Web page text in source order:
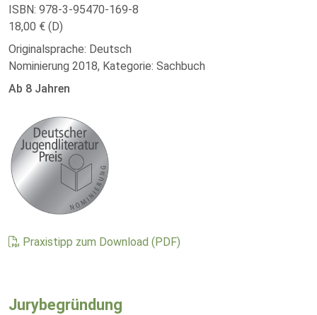
ISBN: 978-3-95470-169-8
18,00 € (D)
Originalsprache: Deutsch
Nominierung 2018, Kategorie: Sachbuch
Ab 8 Jahren
Praxistipp zum Download (PDF)
Jurybegründung